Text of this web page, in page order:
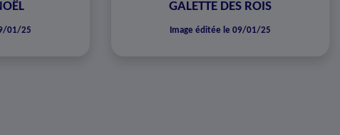
01/25
GALETTE DES ROIS
Image éditée le 09/01/25